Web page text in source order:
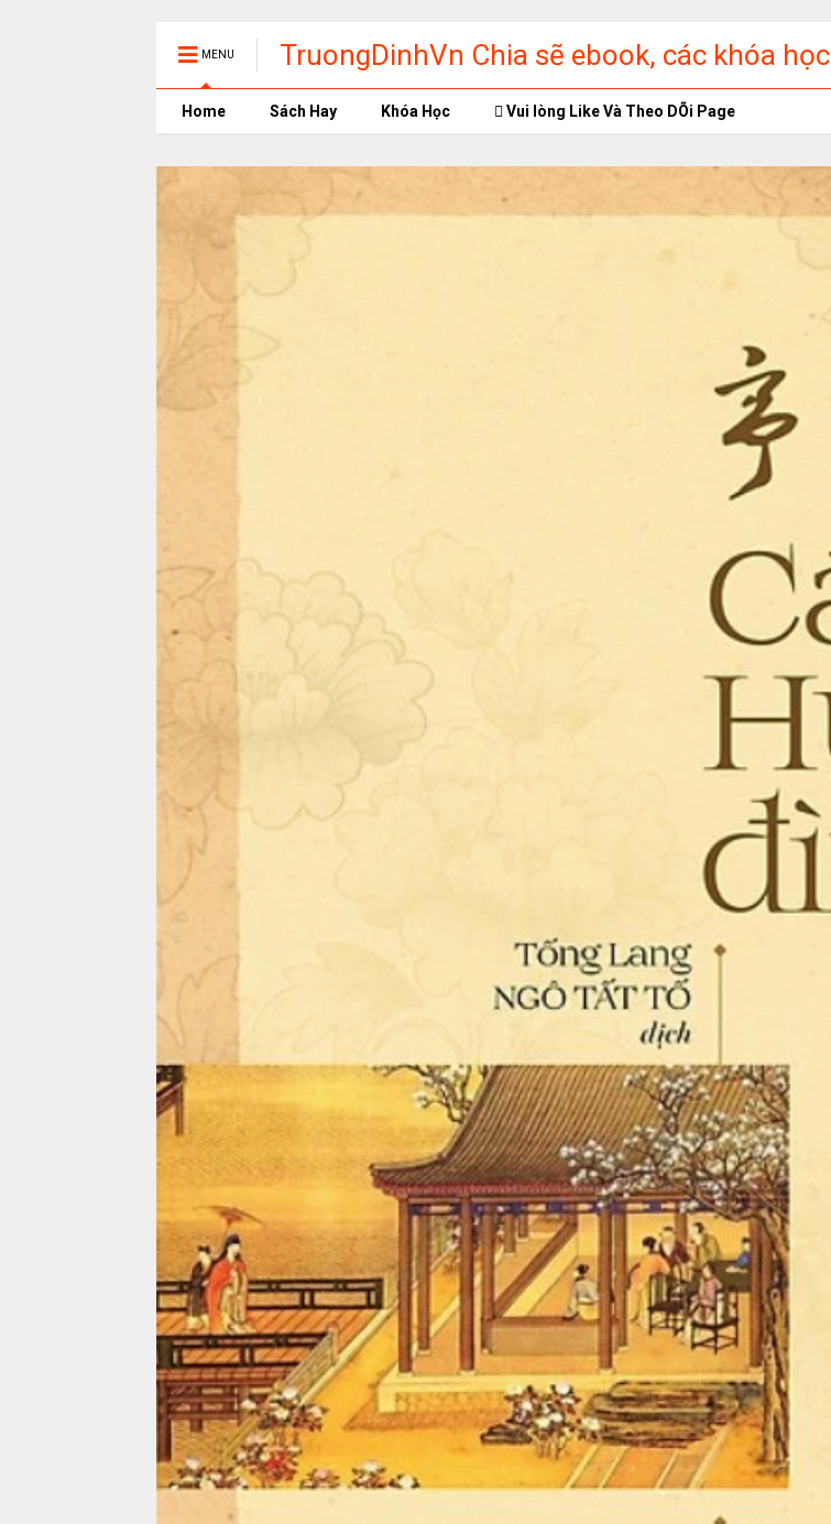
MENU
TruongDinhVn Chia sẽ ebook, các khóa
phần mềm học tập miễn phí
Home Sách Hay Khóa Học Vui lòng Like Và Theo DÕi Page